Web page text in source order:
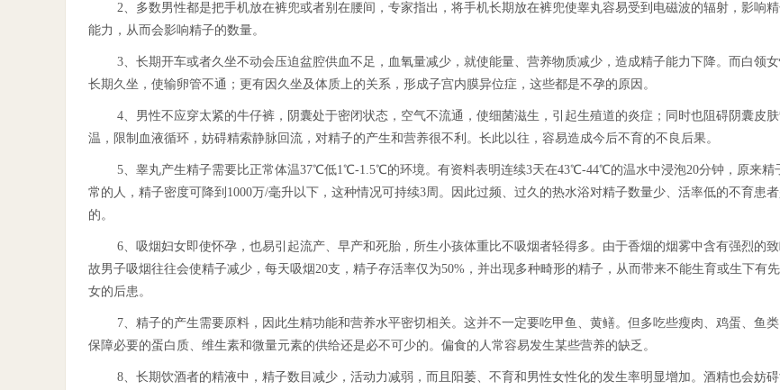
2、多数男性都是把手机放在裤兜或者别在腰间，专家指出，将手机长期放在裤兜使睾丸容易受到电磁波的辐射，影响
能力，从而会影响精子的数量。
3、长期开车或者久坐不动会压迫盆腔供血不足，血氧量减少，就使能量、营养物质减少，造成精子能力下降。而白领
长期久坐，使输卵管不通；更有因久坐及体质上的关系，形成子宫内膜异位症，这些都是不孕的原因。
4、男性不应穿太紧的牛仔裤，阴囊处于密闭状态，空气不流通，使细菌滋生，引起生殖道的炎症；同时也阻碍阴囊皮
温，限制血液循环，妨碍精索静脉回流，对精子的产生和营养很不利。长此以往，容易造成今后不育的不良后果。
5、睾丸产生精子需要比正常体温37℃低1℃-1.5℃的环境。有资料表明连续3天在43℃-44℃的温水中浸泡20分钟，原来精
常的人，精子密度可降到1000万/毫升以下，这种情况可持续3周。因此过频、过久的热水浴对精子数量少、活率低的不育患
的。
6、吸烟妇女即使怀孕，也易引起流产、早产和死胎，所生小孩体重比不吸烟者轻得多。由于香烟的烟雾中含有强烈的致
故男子吸烟往往会使精子减少，每天吸烟20支，精子存活率仅为50%，并出现多种畸形的精子，从而带来不能生育或生下有
女的后患。
7、精子的产生需要原料，因此生精功能和营养水平密切相关。这并不一定要吃甲鱼、黄鳝。但多吃些瘦肉、鸡蛋、鱼类
保障必要的蛋白质、维生素和微量元素的供给还是必不可少的。偏食的人常容易发生某些营养的缺乏。
8、长期饮酒者的精液中，精子数目减少，活动力减弱，而且阳萎、不育和男性女性化的发生率明显增加。酒精也会妨